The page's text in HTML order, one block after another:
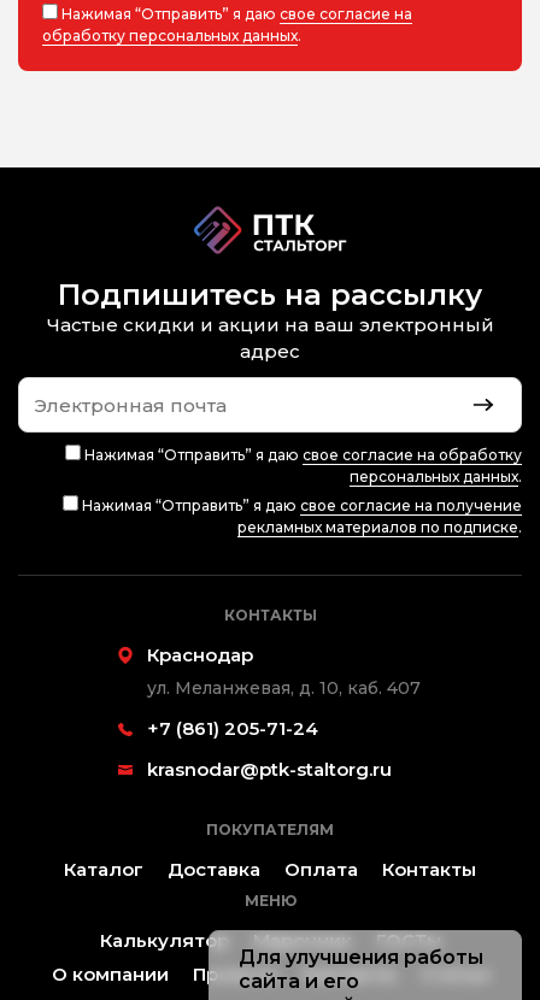
Нажимая “Отправить” я даю свое согласие на
обработку персональных данных.
Подпишитесь на рассылку
Частые скидки и акции на ваш электронный
адрес
Нажимая “Отправить” я даю свое согласие на обработку
персональных данных.
Нажимая “Отправить” я даю свое согласие на получение
рекламных материалов по подписке.
КОНТАКТЫ
Краснодар
ул. Меланжевая, д. 10, каб. 407
+7 (861) 205-71-24
krasnodar@ptk-staltorg.ru
ПОКУПАТЕЛЯМ
Каталог Доставка Оплата Контакты
МЕНЮ
Калькулятор Марочник
ГОСТы
О компании
Проекты Контакты
Для улучшения работы
сайта и его